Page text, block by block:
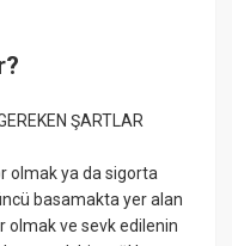
ŞARTLAR
olmak ya da sigorta
basamakta yer alan
olmak ve sevk edilenin